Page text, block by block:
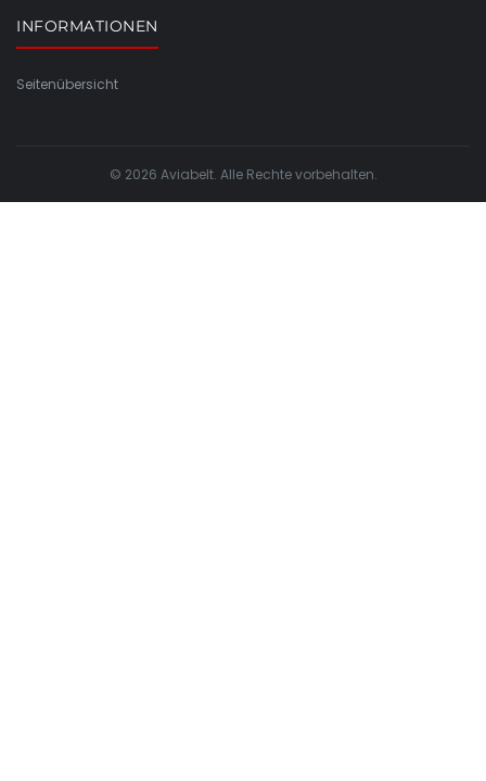
INFORMATIONEN
Seitenübersicht
© 2026 Aviabelt. Alle Rechte vorbehalten.